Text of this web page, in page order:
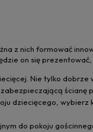
z nich formować
on się
Nie tylko
ścianę
dziecięcego, wybierz
do pokoju